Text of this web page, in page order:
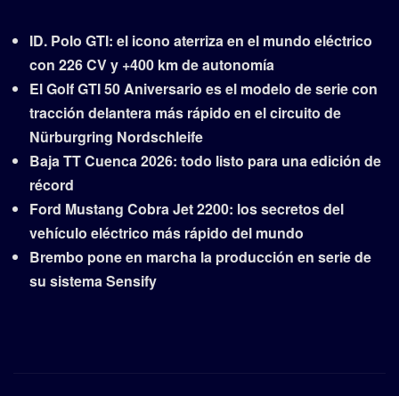
ID. Polo GTI: el icono aterriza en el mundo eléctrico
con 226 CV y +400 km de autonomía
El Golf GTI 50 Aniversario es el modelo de serie con
tracción delantera más rápido en el circuito de
Nürburgring Nordschleife
Baja TT Cuenca 2026: todo listo para una edición de
récord
Ford Mustang Cobra Jet 2200: los secretos del
vehículo eléctrico más rápido del mundo
Brembo pone en marcha la producción en serie de
su sistema Sensify